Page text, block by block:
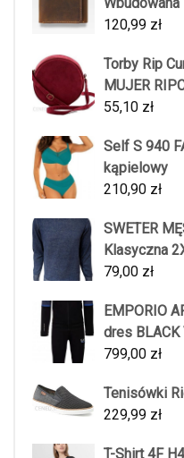
120,99 zł
Torby Rip
MUJER
55,10 zł
Self S 940
kąpielowy
210,90 zł
SWETER
Klasyczna
79,00 zł
EMPORIO
dres BLACK
799,00 zł
Tenisówki
229,99 zł
T-Shirt 4F